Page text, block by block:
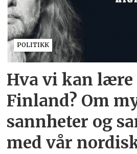
POLITIKK
Hva vi kan lære
Finland? Om
sannheter og
med vår